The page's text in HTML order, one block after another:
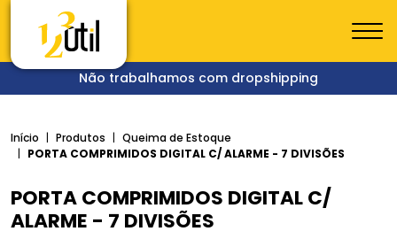
Não trabalhamos com dropshipping
Início Produtos
Queima de Estoque
PORTA COMPRIMIDOS DIGITAL C/ ALARME - 7 DIVISÕES
PORTA COMPRIMIDOS DIGITAL C/
ALARME - 7 DIVISÕES